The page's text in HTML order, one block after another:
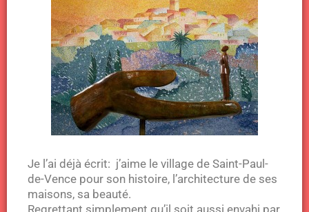
Je l’ai déjà écrit: j’aime le village de Saint-Paul-
de-Vence pour son histoire, l’architecture de ses
maisons, sa beauté.
Regrettant simplement qu’il soit aussi envahi par